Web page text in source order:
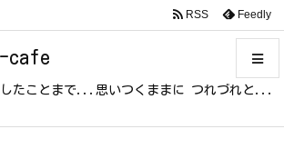
cafe
したことまで...思いつくままに つれづれと...
RSS Feedly